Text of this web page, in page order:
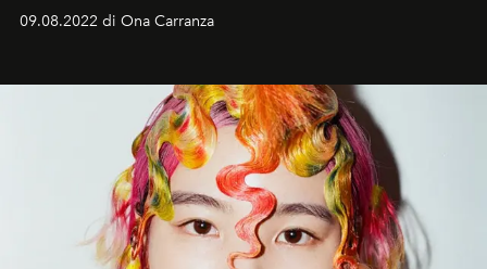
09.08.2022 di Ona Carranza